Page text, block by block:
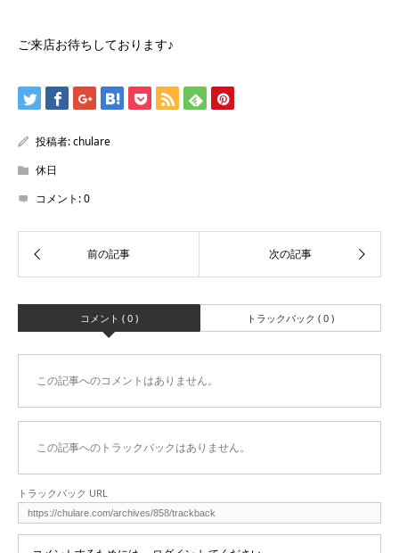
ご来店お待ちしております♪
投稿者:chulare
休日
コメント:0
コメント ( 0 ) トラックバック ( 0 )
この記事へのコメントはありません。
この記事へのトラックバックはありません。
トラックバック URL